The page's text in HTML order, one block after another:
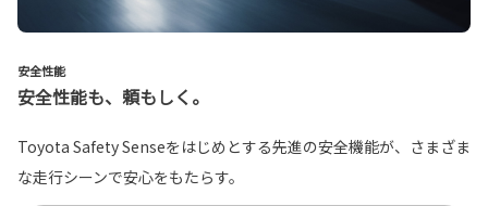
安全性能
安全性能も、頼もしく。
Toyota Safety Senseをはじめとする先進の安全機能が、さまざま
な走行シーンで安心をもたらす。